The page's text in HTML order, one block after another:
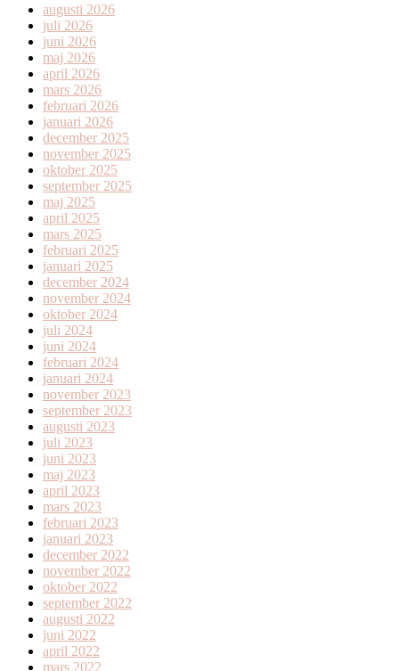
augusti 2026
juli 2026
juni 2026
maj 2026
april 2026
mars 2026
februari 2026
januari 2026
december 2025
november 2025
oktober 2025
september 2025
maj 2025
april 2025
mars 2025
februari 2025
januari 2025
december 2024
november 2024
oktober 2024
juli 2024
juni 2024
februari 2024
januari 2024
november 2023
september 2023
augusti 2023
juli 2023
juni 2023
maj 2023
april 2023
mars 2023
februari 2023
januari 2023
december 2022
november 2022
oktober 2022
september 2022
augusti 2022
juni 2022
april 2022
mars 2022